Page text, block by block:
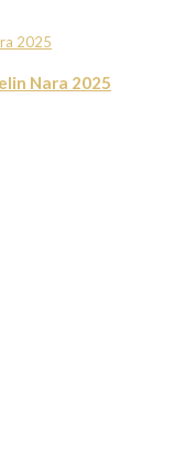
Nara 2025